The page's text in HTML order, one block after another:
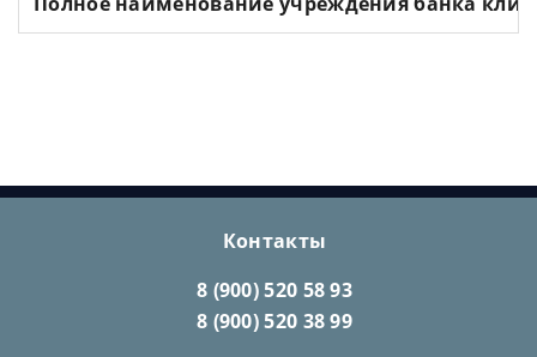
Контакты
8 (900) 520 58 93
8 (900) 520 38 99